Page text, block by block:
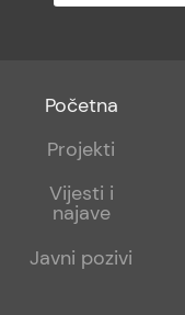
Footer
menu
Početna
Projekti
Vijesti i
najave
Javni pozivi